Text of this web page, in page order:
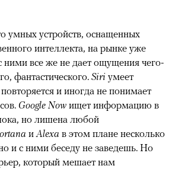
умных устройств, оснащенных
интеллекта, на рынке уже
все же не дает ощущения чего-
фантастического. Siri умеет
и иногда не понимает
Google Now ищет информацию в
но лишена любой
иAlexa в этом плане несколько
и с ними беседу не заведешь. Но
который мешает нам